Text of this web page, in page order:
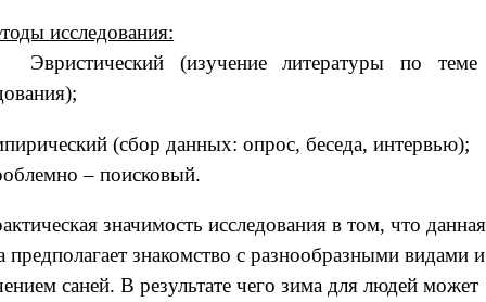
исследования:
(изучение литературы по теме
(сбор данных: опрос, беседа, интервью);
– поисковый.
значимость исследования в том, что данная
предполагает знакомство с разнообразными видами и
саней. В результате чего зима для людей может